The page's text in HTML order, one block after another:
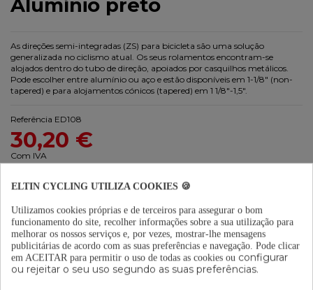
Alumínio preto
As direções semi-integradas (ZS) para bicicleta são uma solução
generalizada no ciclismo atual. Os seus rolamentos encontram-se
alojados dentro do tubo de direção, apoiados por casquilhos metálicos.
Pode escolher entre alumínio ou aço e estão disponíveis em 1-1/8" (non-
tapered) e para alojamentos cónicos (tapered) em 1 1/8"-1,5".
Referência ED108
30,20 €
Com IVA
Envio grátis a partir de 29 €
ELTIN CYCLING UTILIZA COOKIES 🍪
Utilizamos cookies próprias e de terceiros para assegurar o bom
funcionamento do site, recolher informações sobre a sua utilização para
melhorar os nossos serviços e, por vezes, mostrar-lhe mensagens
publicitárias de acordo com as suas preferências e navegação. Pode clicar
em ACEITAR para permitir o uso de todas as cookies ou configurar
ou rejeitar o seu uso segundo as suas preferências.